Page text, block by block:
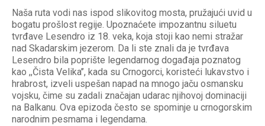
Naša ruta vodi nas ispod slikovitog mosta, pružajući uvid u
bogatu prošlost regije. Upoznaćete impozantnu siluetu
tvrđave Lesendro iz 18. veka, koja stoji kao nemi stražar
nad Skadarskim jezerom. Da li ste znali da je tvrđava
Lesendro bila poprište legendarnog događaja poznatog
kao ,,Čista Velika’’, kada su Crnogorci, koristeći lukavstvo i
hrabrost, izveli uspešan napad na mnogo jaču osmansku
vojsku, čime su zadali značajan udarac njihovoj dominaciji
na Balkanu. Ova epizoda često se spominje u crnogorskim
narodnim pesmama i legendama.